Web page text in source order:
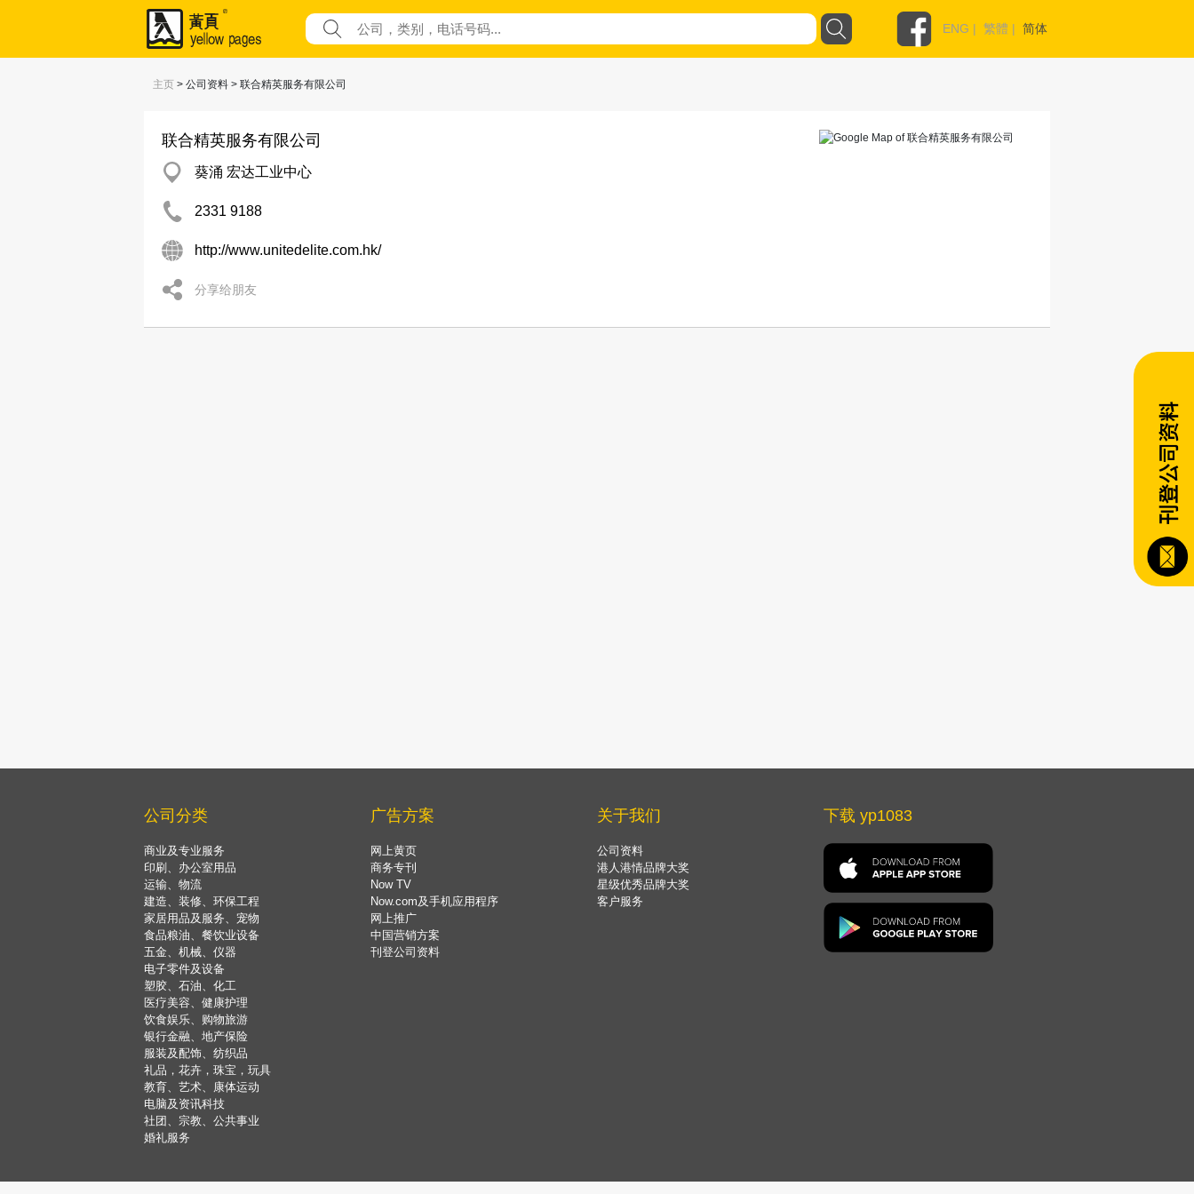
ENG | 繁體 | 简体
主页 > 公司资料 > 联合精英服务有限公司
联合精英服务有限公司
葵涌 宏达工业中心
2331 9188
http://www.unitedelite.com.hk/
分享给朋友
公司分类
商业及专业服务
印刷、办公室用品
运输、物流
建造、装修、环保工程
家居用品及服务、宠物
食品粮油、餐饮业设备
五金、机械、仪器
电子零件及设备
塑胶、石油、化工
医疗美容、健康护理
饮食娱乐、购物旅游
银行金融、地产保险
服装及配饰、纺织品
礼品，花卉，珠宝，玩具
教育、艺术、康体运动
电脑及资讯科技
社团、宗教、公共事业
婚礼服务
广告方案
网上黄页
商务专刊
Now TV
Now.com及手机应用程序
网上推广
中国营销方案
刊登公司资料
关于我们
公司资料
港人港情品牌大奖
星级优秀品牌大奖
客户服务
下载 yp1083